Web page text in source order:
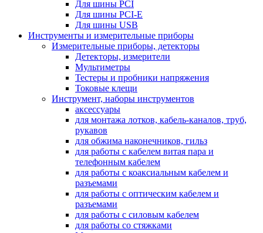
Для шины PCI
Для шины PCI-E
Для шины USB
Инструменты и измерительные приборы
Измерительные приборы, детекторы
Детекторы, измерители
Мультиметры
Тестеры и пробники напряжения
Токовые клещи
Инструмент, наборы инструментов
аксессуары
для монтажа лотков, кабель-каналов, труб,
рукавов
для обжима наконечников, гильз
для работы с кабелем витая пара и
телефонным кабелем
для работы с коаксиальным кабелем и
разъемами
для работы с оптическим кабелем и
разъемами
для работы с силовым кабелем
для работы со стяжками